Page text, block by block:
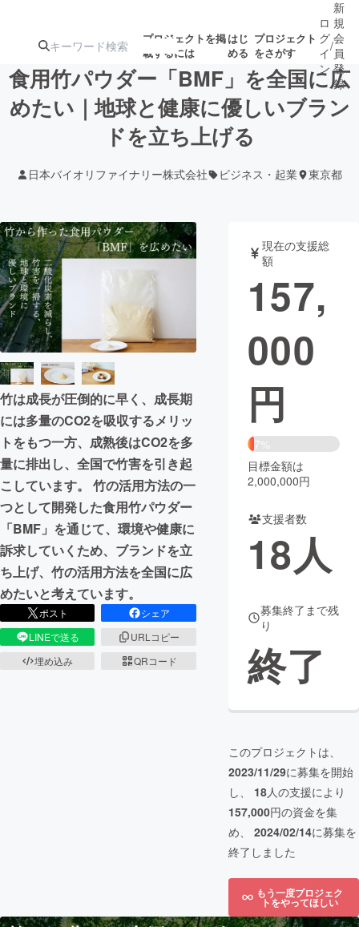
プロジェクトを掲
載するには
はじ
める
プロジェクト
をさがす
注目の新着プロ
ジェクト
募集終了が近いプ
ロジェクト
テクノロジー・ガジェット
映像・映画 書籍・雑誌
ビジネス・起業 チャレンジ
まちづくり・地域活性化
CAMPFIRE for Social Good
CAMPFIRE Creation
CAMPFIREふるさと納税machi-ya コミュニティ
ロ
グ
イ
ン
/
新
規
会
員
登
録
食用竹パウダー「BMF」を全国に広
めたい｜地球と健康に優しいブラン
ドを立ち上げる
日本バイオリファイナリー株式会社 ビジネス・起業 東京都
竹は成長が圧倒的に早く、成長期
には多量のCO2を吸収するメリッ
トをもつ一方、成熟後はCO2を多
量に排出し、全国で竹害を引き起
こしています。 竹の活用方法の一
つとして開発した食用竹パウダー
「BMF」を通じて、環境や健康に
訴求していくため、ブランドを立
ち上げ、竹の活用方法を全国に広
めたいと考えています。
ポスト
シェア
LINEで送る
URLコピー
埋め込み
QRコード
現在の支援総
額
157,
000
円
7%
目標金額は
2,000,000円
支援者数
18人
募集終了まで残
り
終了
このプロジェクトは、
2023/11/29に募集を開始
し、 18人の支援により
157,000円の資金を集
め、 2024/02/14に募集を
終了しました
もう一度プロジェク
トをやってほしい